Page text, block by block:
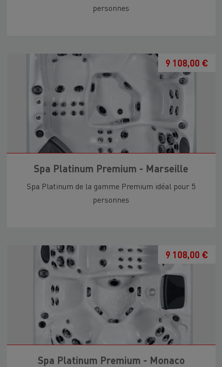
personnes
9 108,00 €
Spa Platinum Premium - Marseille
Spa Platinum de la gamme Premium idéal pour 5
personnes
9 108,00 €
Spa Platinum Premium - Monaco